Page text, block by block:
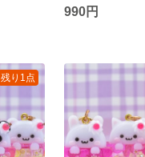
990円
残り1点